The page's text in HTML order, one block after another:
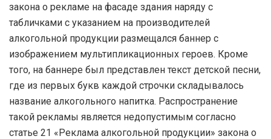
закона о рекламе на фасаде здания наряду с
табличками с указанием на производителей
алкогольной продукции размещался баннер с
изображением мультипликационных героев. Кроме
того, на баннере был представлен текст детской песни,
где из первых букв каждой строчки складывалось
название алкогольного напитка. Распространение
такой рекламы является недопустимым согласно
статье 21 «Реклама алкогольной продукции» закона о